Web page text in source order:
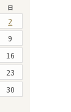
日
2
9
16
23
30